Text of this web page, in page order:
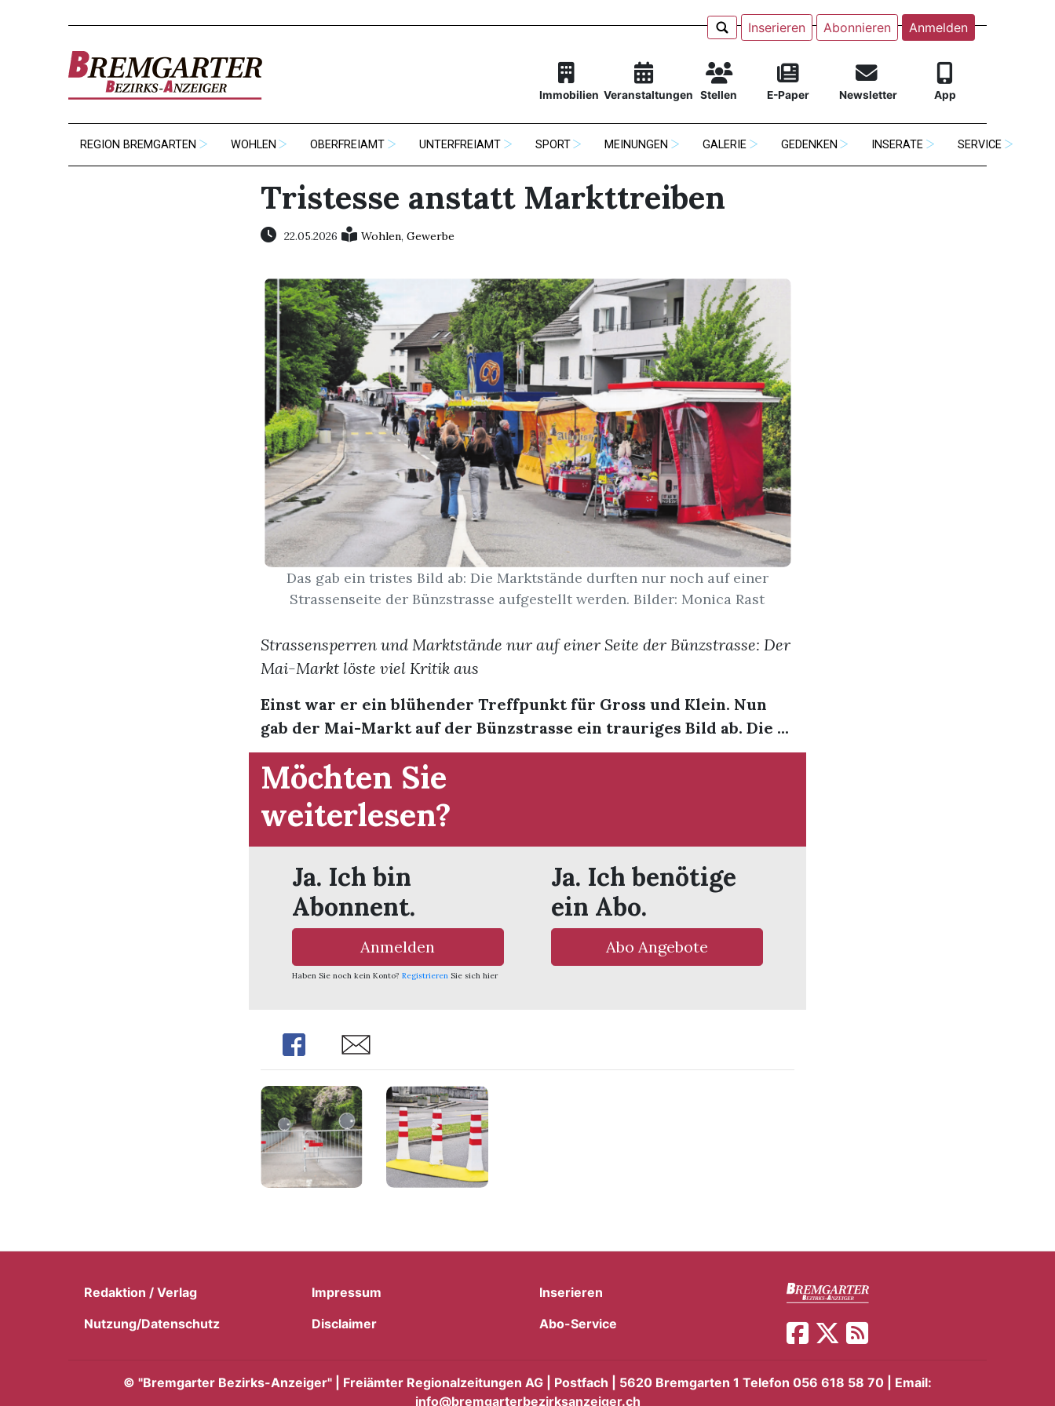
Inserieren Abonnieren Anmelden
Immobilien Veranstaltungen Stellen E-Paper Newsletter App
REGION BREMGARTEN WOHLEN OBERFREIAMT UNTERFREIAMT SPORT MEINUNGEN GALERIE GEDENKEN INSERATE SERVICE
Tristesse anstatt Markttreiben
22.05.2026 Wohlen, Gewerbe
Das gab ein tristes Bild ab: Die Marktstände durften nur noch auf einer
Strassenseite der Bünzstrasse aufgestellt werden. Bilder: Monica Rast
Strassensperren und Marktstände nur auf einer Seite der Bünzstrasse: Der
Mai-Markt löste viel Kritik aus
Einst war er ein blühender Treffpunkt für Gross und Klein. Nun
gab der Mai-Markt auf der Bünzstrasse ein trauriges Bild ab. Die ...
Möchten Sie
weiterlesen?
Ja. Ich bin
Abonnent.
Anmelden
Haben Sie noch kein Konto? Registrieren Sie sich hier
Ja. Ich benötige
ein Abo.
Abo Angebote
Share Share
Redaktion / Verlag Impressum
Inserieren
Nutzung/Datenschutz
Disclaimer Abo-Service
© "Bremgarter Bezirks-Anzeiger" | Freiämter Regionalzeitungen AG | Postfach | 5620 Bremgarten 1 Telefon 056 618 58 70 | Email:
info@bremgarterbezirksanzeiger.ch